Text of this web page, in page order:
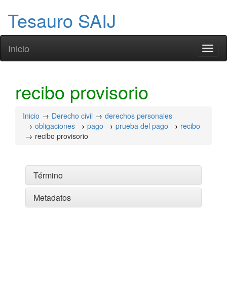
Tesauro SAIJ
Inicio
recibo provisorio
Inicio Derecho civil
derechos personales
obligaciones
pago prueba del pago
recibo
recibo provisorio
Término
Metadatos